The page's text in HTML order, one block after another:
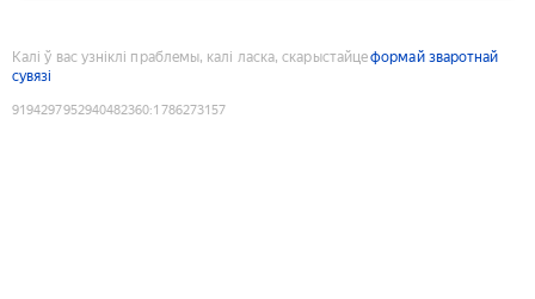
Калі ў вас узніклі праблемы, калі ласка, скарыстайцеформай зваротнай
сувязі
9194297952940482360:1786273157